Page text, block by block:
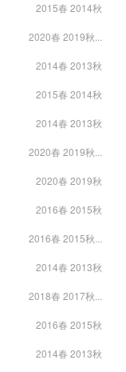
2015春 2014秋
2020春 2019秋...
2014春 2013秋
2015春 2014秋
2014春 2013秋
2020春 2019秋...
2020春 2019秋
2016春 2015秋
2016春 2015秋...
2014春 2013秋
2018春 2017秋...
2016春 2015秋
2014春 2013秋